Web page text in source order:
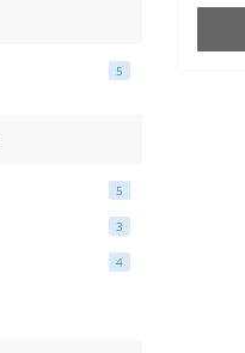
5
5
3
4